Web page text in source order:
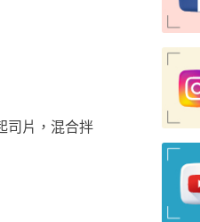
司片，混合拌